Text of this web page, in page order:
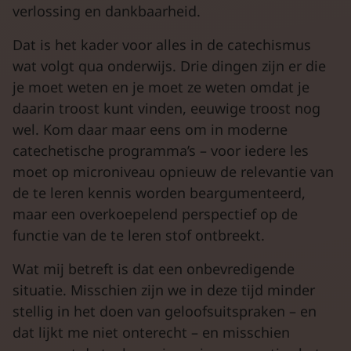
verlossing en dankbaarheid.
Dat is het kader voor alles in de catechismus
wat volgt qua onderwijs. Drie dingen zijn er die
je moet weten en je moet ze weten omdat je
daarin troost kunt vinden, eeuwige troost nog
wel. Kom daar maar eens om in moderne
catechetische programma’s – voor iedere les
moet op microniveau opnieuw de relevantie van
de te leren kennis worden beargumenteerd,
maar een overkoepelend perspectief op de
functie van de te leren stof ontbreekt.
Wat mij betreft is dat een onbevredigende
situatie. Misschien zijn we in deze tijd minder
stellig in het doen van geloofsuitspraken – en
dat lijkt me niet onterecht – en misschien